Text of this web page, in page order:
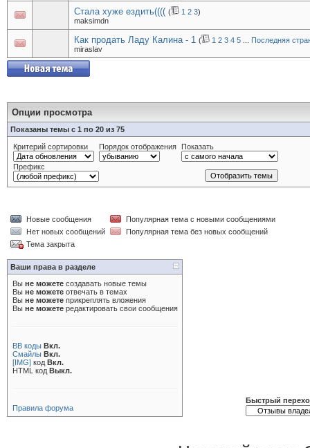
Стала хуже ездить(((( ( 1 2 3)
maksimdn
Как продать Ладу Калина - 1 ( 1 2 3 4 5
Последняя
miraslav
Опции просмотра
Показаны темы с 1 по 20 из 75
Критерий сортировки Порядок отображения Показать
Префикс
Новые сообщения
Популярная тема с новыми сообщениями
Нет новых сообщений
Популярная тема без новых сообщений
Тема закрыта
Ваши права в разделе
Вы не можете создавать новые темы
Вы не можете отвечать в темах
Вы не можете прикреплять вложения
Вы не можете редактировать свои сообщения
BB коды Вкл.
Смайлы Вкл.
[IMG] код Вкл.
HTML код Выкл.
Правила форума
Быстрый